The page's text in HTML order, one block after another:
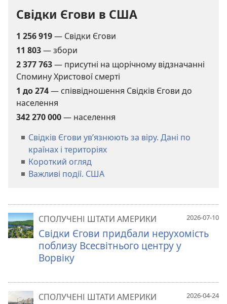
Свідки Єгови в США
1 256 919— Свідки Єгови
11 803— збори
2 377 763— присутні на щорічному відзначанні
Спомину Христової смерті
1 до274— співвідношення Свідків Єгови до
населення
342 270 000— населення
Свідків Єгови ув’язнюють за віру. Дані по
країнах і територіях
Короткий огляд
Важливі події. США
2026-07-10
СПОЛУЧЕНІ ШТАТИ АМЕРИКИ
Свідки Єгови придбали нерухомість
поблизу Всесвітнього центру у
Ворвіку
2026-04-24
СПОЛУЧЕНІ ШТАТИ АМЕРИКИ